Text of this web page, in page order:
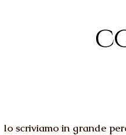
lo scriviamo in grande